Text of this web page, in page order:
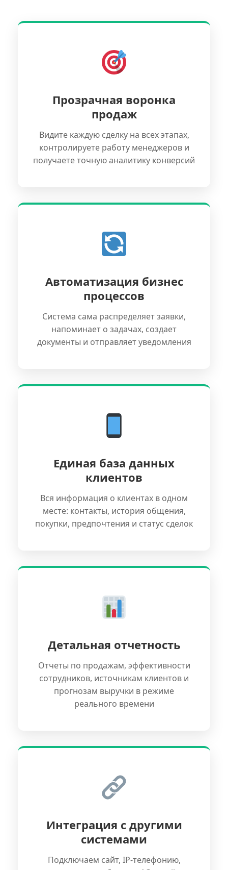
Прозрачная воронка
продаж
Видите каждую сделку на всех этапах,
контролируете работу менеджеров и
получаете точную аналитику конверсий
Автоматизация бизнес
процессов
Система сама распределяет заявки,
напоминает о задачах, создает
документы и отправляет уведомления
Единая база данных
клиентов
Вся информация о клиентах в одном
месте: контакты, история общения,
покупки, предпочтения и статус сделок
Детальная отчетность
Отчеты по продажам, эффективности
сотрудников, источникам клиентов и
прогнозам выручки в режиме
реального времени
Интеграция с другими
системами
Подключаем сайт, IP-телефонию,